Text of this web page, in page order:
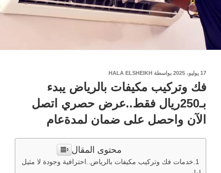
نُشر
في
17 يوليو، 2025 بواسطة HALA ELSHEIKH
فك وتركيب مكيفات بالرياض يبدء
بـ250ريال فقط..عرض حصري اتصل
الآن واحصل على ضمان لمدةعام
محتوى المقال
خدمات فك وتركيب مكيفات بالرياض..احترافية وجودة لا مثيل